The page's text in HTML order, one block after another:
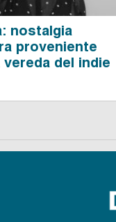
nostalgia
proveniente
vereda del indie